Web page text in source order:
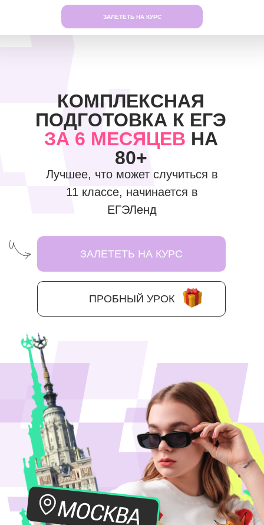
ЗАЛЕТЕТЬ НА КУРС
Лучшее, что может случиться в
11 классе, начинается в
ЕГЭЛенд
КОМПЛЕКСНАЯ
ПОДГОТОВКА К ЕГЭ
ЗА 6 МЕСЯЦЕВ НА
80+
ЗАЛЕТЕТЬ НА КУРС
ПРОБНЫЙ УРОК